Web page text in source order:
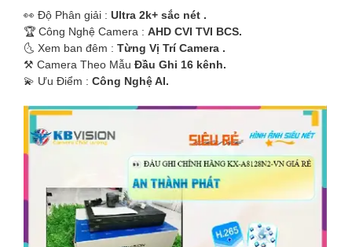
️👀 Độ Phân giải : Ultra 2k+ sắc nét .
🏆 Công Nghệ Camera : AHD CVI TVI BCS.
🌜 Xem ban đêm : Từng Vị Trí Camera .
⚒ Camera Theo Mẫu Đầu Ghi 16 kênh.
️💫 Ưu Điểm : Công Nghệ AI.